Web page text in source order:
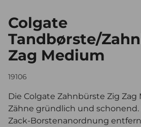
Colgate
Tandbørste/
Zag Medium
19106
Die Colgate Zahnbürste Zig
Zähne gründlich und schonend.
Zack-Borstenanordnung